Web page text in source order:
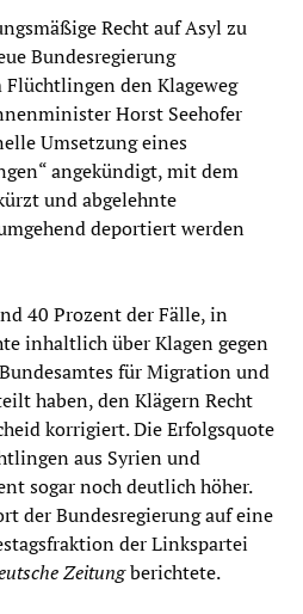
Recht auf Asyl zu
Bundesregierung
Flüchtlingen den Klageweg
Horst Seehofer
Umsetzung eines
angekündigt, mit dem
und abgelehnte
deportiert werden
40 Prozent der Fälle, in
inhaltlich über Klagen gegen
für Migration und
haben, den Klägern Recht
korrigiert. Die Erfolgsquote
aus Syrien und
sogar noch deutlich höher.
der Bundesregierung auf eine
der Linkspartei
Zeitungberichtete.